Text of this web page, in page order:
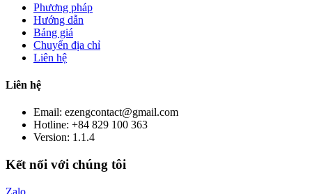
Phương pháp
Hướng dẫn
Bảng giá
Chuyển địa chỉ
Liên hệ
Liên hệ
Email: ezengcontact@gmail.com
Hotline: +84 829 100 363
Version: 1.1.4
Kết nối với chúng tôi
Zalo